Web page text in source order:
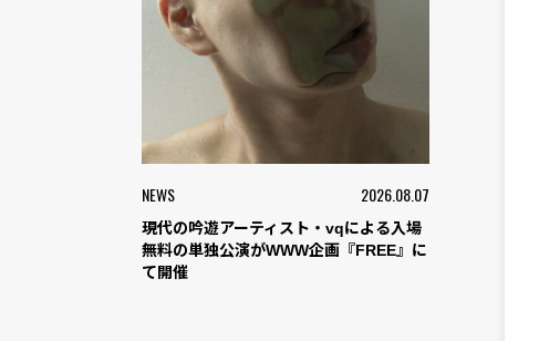
NEWS 2026.08.07
現代の吟遊アーティスト・vqによる入場
無料の単独公演がWWW企画『FREE』に
て開催